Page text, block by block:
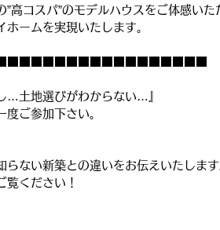
高コスパ”のモデルハウスをご体感いた
ームを実現いたします。
…土地選びがわからない…』
ご参加下さい。
ない新築との違いをお伝えいたしま
覧ください！